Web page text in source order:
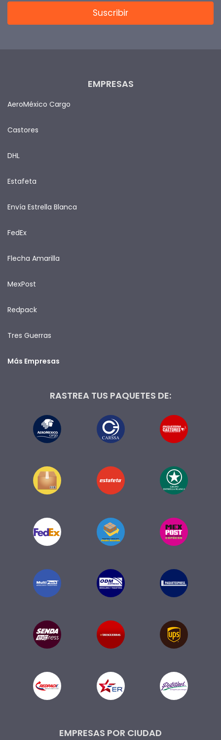
EMPRESAS
AeroMéxico Cargo
Castores
DHL
Estafeta
Envía Estrella Blanca
FedEx
Flecha Amarilla
MexPost
Redpack
Tres Guerras
Más Empresas
RASTREA TUS PAQUETES DE:
EMPRESAS POR CIUDAD